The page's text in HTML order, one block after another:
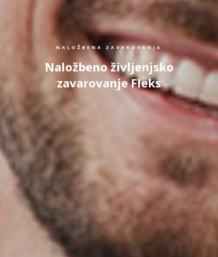
NALOŽBENA ZAVAROVANJA
Naložbeno življenjsko
zavarovanje Fleks